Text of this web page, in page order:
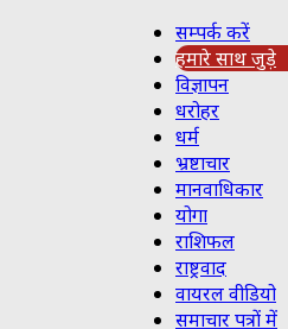
सम्पर्क करें
हमारे साथ जुड़े
विज्ञापन
धरोहर
धर्म
भ्रष्टाचार
मानवाधिकार
योगा
राशिफल
राष्ट्रवाद
वायरल वीडियो
समाचार पत्रों में